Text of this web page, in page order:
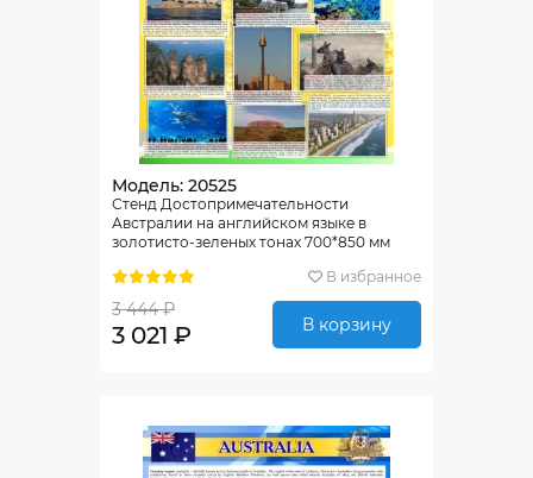
Модель: 20525
Стенд Достопримечательности
Австралии на английском языке в
золотисто-зеленых тонах 700*850 мм
В избранное
3 444 ₽
3 021 ₽ В корзину